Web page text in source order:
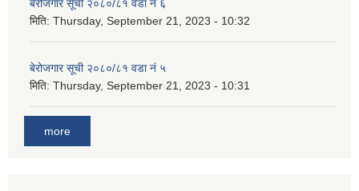
बेरोजगार सूची २०८०/८१ वडा नं ६
मिति: Thursday, September 21, 2023 - 10:32
बेरोजगार सूची २०८०/८१ वडा नं ५
मिति: Thursday, September 21, 2023 - 10:31
more